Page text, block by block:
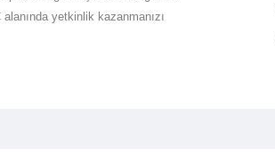
yetkinlik kazanmanızı